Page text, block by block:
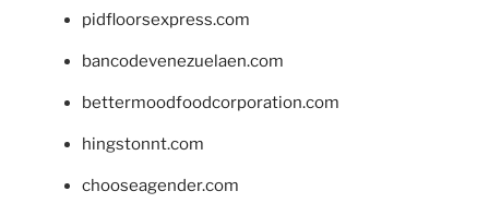
pidfloorsexpress.com
bancodevenezuelaen.com
bettermoodfoodcorporation.com
hingstonnt.com
chooseagender.com